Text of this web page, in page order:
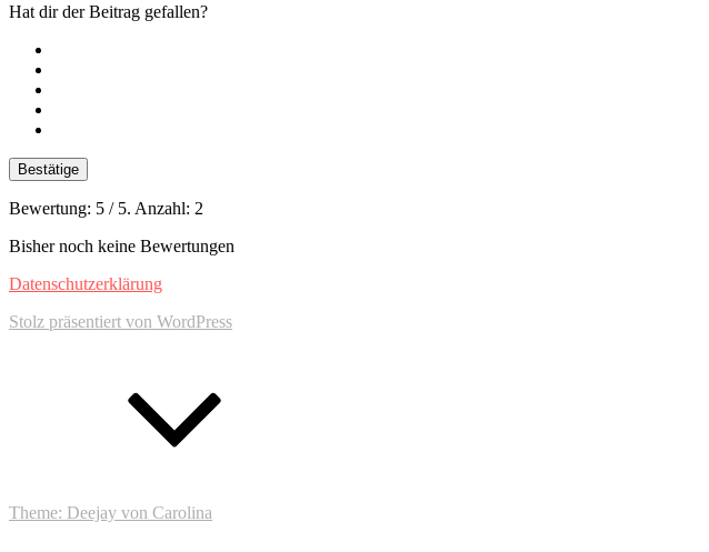
Hat dir der Beitrag gefallen?
Bestätige
Bewertung: 5 / 5. Anzahl: 2
Bisher noch keine Bewertungen
Footer-
Inhalt
Datenschutzerklärung
Stolz präsentiert von WordPress
Theme: Deejay von Carolina